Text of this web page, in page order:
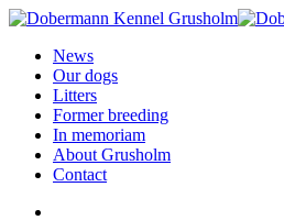
News
Our dogs
Litters
Former breeding
In memoriam
About Grusholm
Contact